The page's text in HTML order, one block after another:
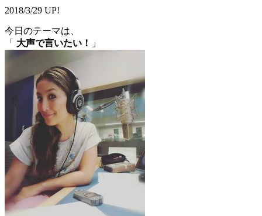
2018/3/29 UP!
今日のテーマは、
「 大声で言いたい！ 」